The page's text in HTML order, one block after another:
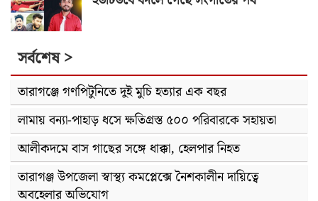
সর্বশেষ >
তারাগঞ্জে গণপিটুনিতে দুই মুচি হত্যার এক বছর
লামায় বন্যা-পাহাড় ধসে ক্ষতিগ্রস্ত ৫০০ পরিবারকে সহায়তা
আলীকদমে বাস গাছের সঙ্গে ধাক্কা, হেলপার নিহত
তারাগঞ্জ উপজেলা স্বাস্থ্য কমপ্লেক্সে নৈশকালীন দায়িত্বে
অবহেলার অভিযোগ